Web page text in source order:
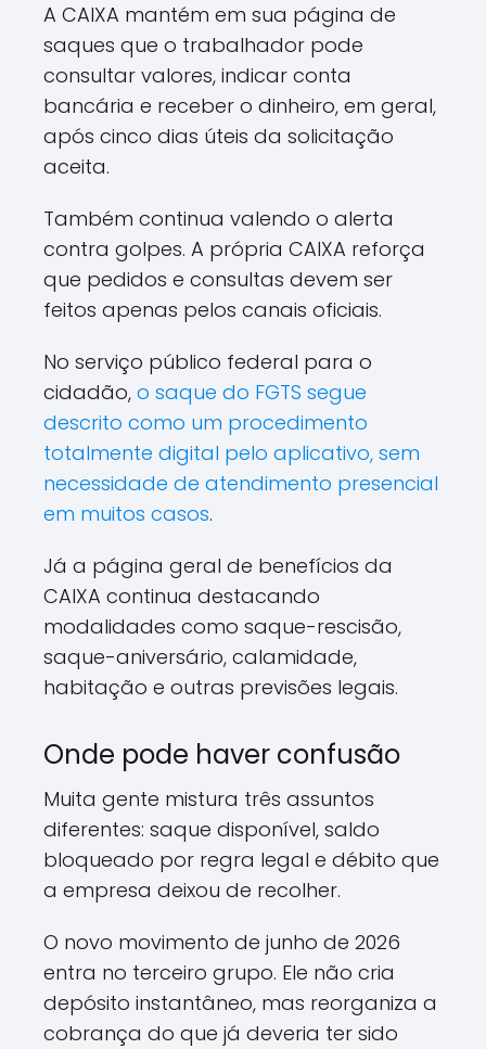
A CAIXA mantém em sua página de
saques que o trabalhador pode
consultar valores, indicar conta
bancária e receber o dinheiro, em geral,
após cinco dias úteis da solicitação
aceita.
Também continua valendo o alerta
contra golpes. A própria CAIXA reforça
que pedidos e consultas devem ser
feitos apenas pelos canais oficiais.
No serviço público federal para o
cidadão, o saque do FGTS segue
descrito como um procedimento
totalmente digital pelo aplicativo, sem
necessidade de atendimento presencial
em muitos casos.
Já a página geral de benefícios da
CAIXA continua destacando
modalidades como saque-rescisão,
saque-aniversário, calamidade,
habitação e outras previsões legais.
Onde pode haver confusão
Muita gente mistura três assuntos
diferentes: saque disponível, saldo
bloqueado por regra legal e débito que
a empresa deixou de recolher.
O novo movimento de junho de 2026
entra no terceiro grupo. Ele não cria
depósito instantâneo, mas reorganiza a
cobrança do que já deveria ter sido